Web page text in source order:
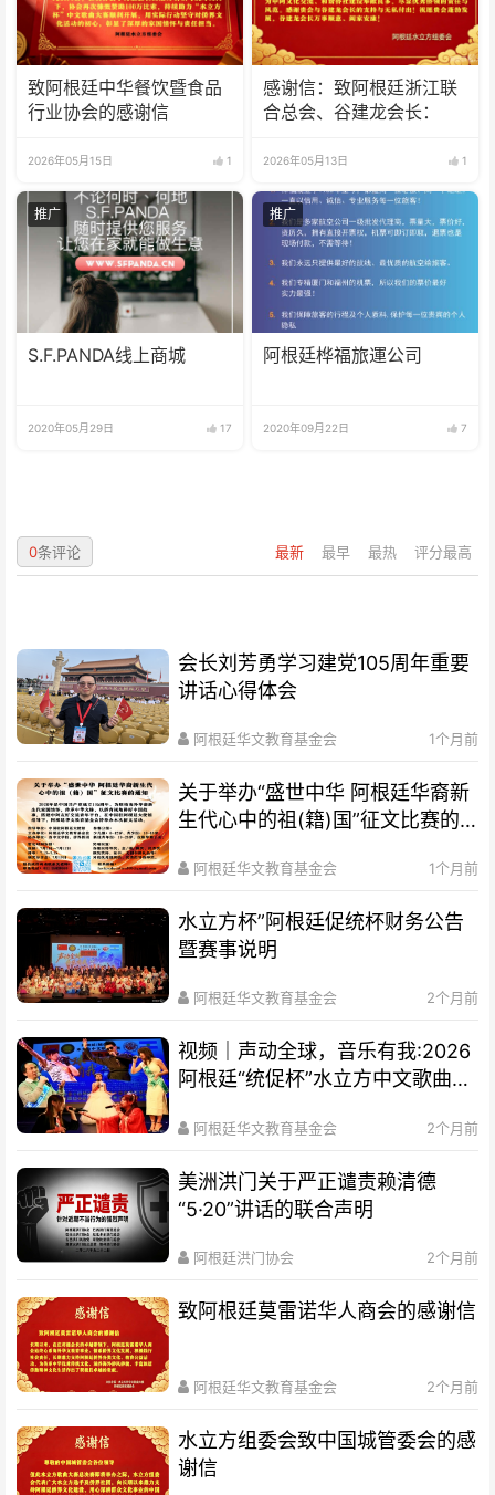
致阿根廷中华餐饮暨食品
行业协会的感谢信
2026年05月15日 1
感谢信：致阿根廷浙江联
合总会、谷建龙会长：
2026年05月13日 1
推广
S.F.PANDA线上商城
2020年05月29日 17
推广
阿根廷桦福旅運公司
2020年09月22日 7
最新 最早 最热 评分最高
0条评论
会长刘芳勇学习建党105周年重要
讲话心得体会
阿根廷华文教育基金会 1个月前
关于举办“盛世中华 阿根廷华裔新
生代心中的祖(籍)国”征文比赛的
阿根廷华文教育基金会 1个月前
水立方杯”阿根廷促统杯财务公告
暨赛事说明
阿根廷华文教育基金会 2个月前
视频｜声动全球，音乐有我:2026
阿根廷“统促杯”水立方中文歌曲大
阿根廷华文教育基金会 2个月前
美洲洪门关于严正谴责赖清德
“5·20”讲话的联合声明
阿根廷洪门协会 2个月前
致阿根廷莫雷诺华人商会的感谢信
阿根廷华文教育基金会 2个月前
水立方组委会致中国城管委会的感
谢信